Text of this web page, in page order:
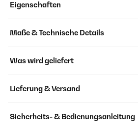
Eigenschaften
Maße & Technische Details
Was wird geliefert
Lieferung & Versand
Sicherheits- & Bedienungsanleitung